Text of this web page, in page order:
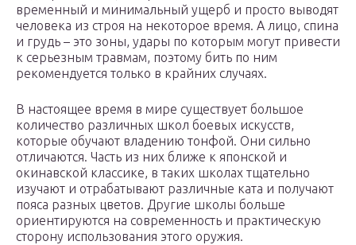
временный и минимальный ущерб и просто выводят
человека из строя на некоторое время. А лицо, спина
и грудь – это зоны, удары по которым могут привести
к серьезным травмам, поэтому бить по ним
рекомендуется только в крайних случаях.
В настоящее время в мире существует большое
количество различных школ боевых искусств,
которые обучают владению тонфой. Они сильно
отличаются. Часть из них ближе к японской и
окинавской классике, в таких школах тщательно
изучают и отрабатывают различные ката и получают
пояса разных цветов. Другие школы больше
ориентируются на современность и практическую
сторону использования этого оружия.